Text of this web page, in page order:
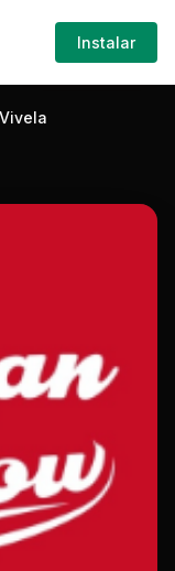
mp3
Iniciar
Sesión
Vivela
Instalar